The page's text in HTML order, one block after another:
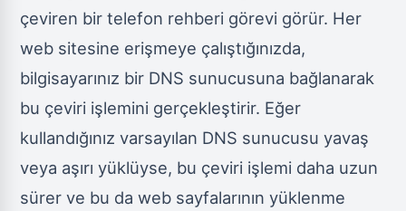
çeviren bir telefon rehberi görevi görür. Her
web sitesine erişmeye çalıştığınızda,
bilgisayarınız bir DNS sunucusuna bağlanarak
bu çeviri işlemini gerçekleştirir. Eğer
kullandığınız varsayılan DNS sunucusu yavaş
veya aşırı yüklüyse, bu çeviri işlemi daha uzun
sürer ve bu da web sayfalarının yüklenme